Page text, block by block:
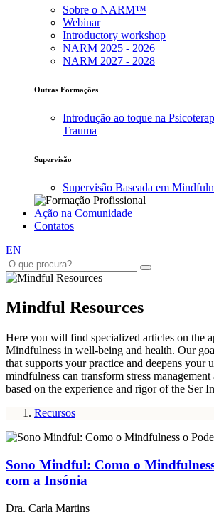
Sobre o NARM™
Webinar
Introductory workshop
NARM 2025 - 2026
NARM 2027 - 2028
Outras Formações
Introdução ao toque na
Trauma
Supervisão
Supervisão Baseada em
Ação na Comunidade
Contatos
EN
Mindful Resources
Here you will find specialized articles on the
Mindfulness in well-being and health. Our
that supports your practice and deepens your
mindfulness can transform stress
based on the experience and rigor of the Ser
Recursos
Sono Mindful: Como o
com a Insónia
Dra. Carla Martins